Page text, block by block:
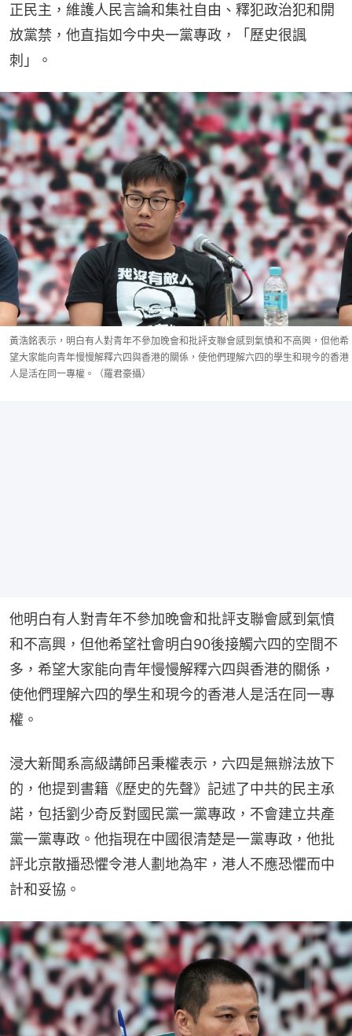
正民主，維護人民言論和集社自由、釋犯政治犯和開
放黨禁，他直指如今中央一黨專政，「歷史很諷
刺」。
黃浩銘表示，明白有人對青年不參加晚會和批評支聯會感到氣憤和不高興，但他希
望大家能向青年慢慢解釋六四與香港的關係，使他們理解六四的學生和現今的香港
人是活在同一專權。（羅君豪攝）
他明白有人對青年不參加晚會和批評支聯會感到氣憤
和不高興，但他希望社會明白90後接觸六四的空間不
多，希望大家能向青年慢慢解釋六四與香港的關係，
使他們理解六四的學生和現今的香港人是活在同一專
權。
浸大新聞系高級講師呂秉權表示，六四是無辦法放下
的，他提到書籍《歷史的先聲》記述了中共的民主承
諾，包括劉少奇反對國民黨一黨專政，不會建立共產
黨一黨專政。他指現在中國很清楚是一黨專政，他批
評北京散播恐懼令港人劃地為牢，港人不應恐懼而中
計和妥協。